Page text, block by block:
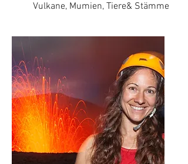
Vulkane, Mumien, Tiere& Stämme